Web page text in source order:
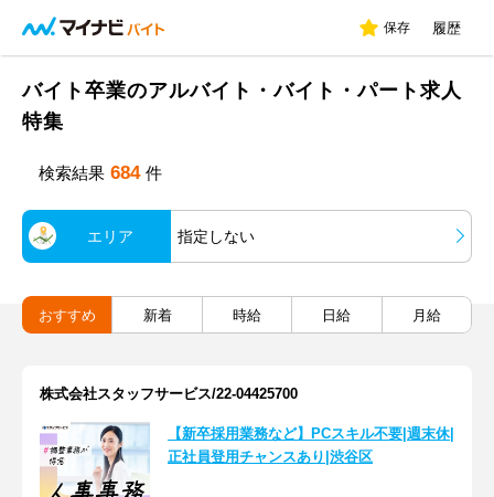
保存 履歴
バイト卒業のアルバイト・バイト・パート求人
特集
検索結果 684 件
エリア 指定しない
おすすめ 新着 時給 日給 月給
株式会社スタッフサービス/22-04425700
【新卒採用業務など】PCスキル不要|週末休|
正社員登用チャンスあり|渋谷区